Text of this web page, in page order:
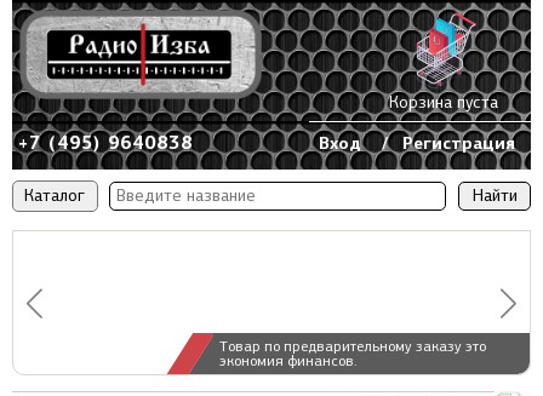
Каталог
Товар по предварительному заказу это
экономия финансов.
+7 (495) 9640838 Вход / Регистрация
Корзина пуста